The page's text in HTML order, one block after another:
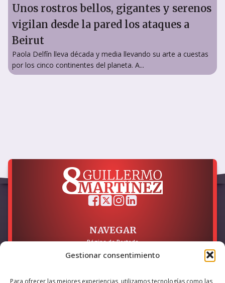
Gestionar consentimiento
Para ofrecer las mejores experiencias, utilizamos tecnologías como las
Unos rostros bellos, gigantes y serenos
vigilan desde la pared los ataques a
Beirut
Paola Delfín lleva década y media llevando su arte a cuestas
por los cinco continentes del planeta. A...
NAVEGAR
Página de Portada
LEGAL